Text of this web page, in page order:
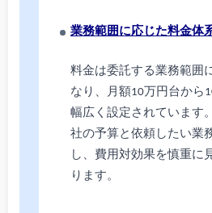
業務範囲に応じた料金体
料金は委託する業務範囲
なり、月額10万円台から
幅広く設定されています
社の予算と依頼したい業
し、費用対効果を慎重に
ります。